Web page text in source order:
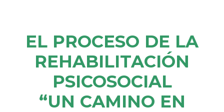
EL PROCESO DE LA
REHABILITACIÓN
PSICOSOCIAL
“UN CAMINO EN